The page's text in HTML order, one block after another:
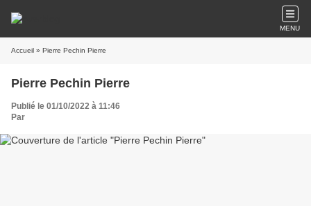
MENU
Accueil » Pierre Pechin Pierre
Pierre Pechin Pierre
Publié le 01/10/2022 à 11:46
Par